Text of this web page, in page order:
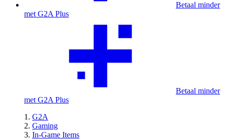
Betaal minder
met G2A Plus
Betaal minder
met G2A Plus
G2A
Gaming
In-Game Items